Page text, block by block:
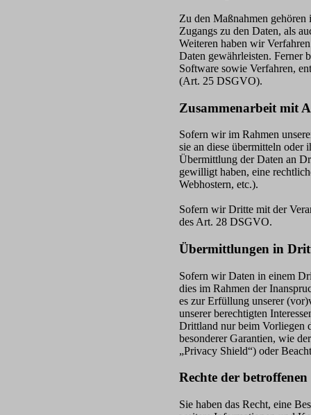
Zu den Maßnahmen
Zugangs zu den Daten, als
Weiteren haben wir
Daten gewährleisten. Ferner
Software sowie Verfahren,
(Art. 25 DSGVO).
Zusammenarbeit mit
Sofern wir im Rahmen
sie an diese übermitteln
Übermittlung der Daten an
gewilligt haben, eine
Webhostern, etc.).
Sofern wir Dritte mit der
des Art. 28 DSGVO.
Übermittlungen in
Sofern wir Daten in einem
dies im Rahmen der
es zur Erfüllung unserer
unserer berechtigten
Drittland nur beim Vorliegen
besonderer Garantien, wie
„Privacy Shield“) oder
Rechte der betroffenen
Sie haben das Recht, eine